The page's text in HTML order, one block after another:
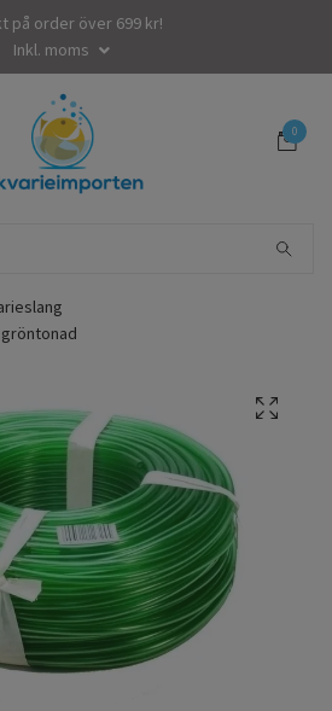
på order över 699 kr!
Inkl. moms
0